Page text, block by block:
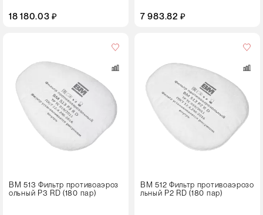
18 180.03 ₽ 7 983.82 ₽
ВМ 513 Фильтр противоаэроз
ольный Р3 RD (180 пар)
ВМ 512 Фильтр противоаэрозо
льный Р2 RD (180 пар)
упаковке
180 пар